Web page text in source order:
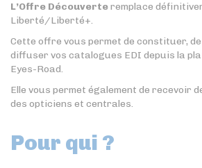
L’Offre Découverteremplace
Liberté/Liberté+.
Cette offre vous permet de constituer,
diffuser vos catalogues EDI depuis la
Eyes-Road.
Elle vous permet également de recevoir
des opticiens et centrales.
Pour qui ?